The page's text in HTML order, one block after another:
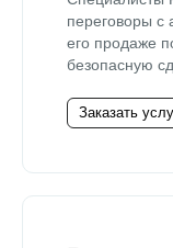
переговоры с
его продаже
безопасную
Заказать